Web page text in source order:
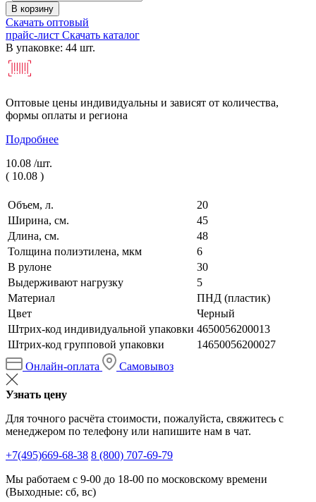
В корзину
Скачать оптовый
прайс-лист Скачать каталог
В упаковке: 44 шт.
Оптовые цены индивидуальны и зависят от количества,
формы оплаты и региона
Подробнее
10.08 /шт.
( 10.08 )
Объем, л.
20
Ширина, см.
45
Длина, см.
48
Толщина полиэтилена, мкм
6
В рулоне
30
Выдерживают нагрузку
5
Материал
ПНД (пластик)
Цвет
Черный
Штрих-код индивидуальной упаковки 4650056200013
Штрих-код групповой упаковки
14650056200027
Онлайн-оплата
Самовывоз
Узнать цену
Для точного расчёта стоимости, пожалуйста, свяжитесь с
менеджером по телефону или напишите нам в чат.
+7(495)669-68-38 8 (800) 707-69-79
Мы работаем с 9-00 до 18-00 по московскому времени
(Выходные: сб, вс)